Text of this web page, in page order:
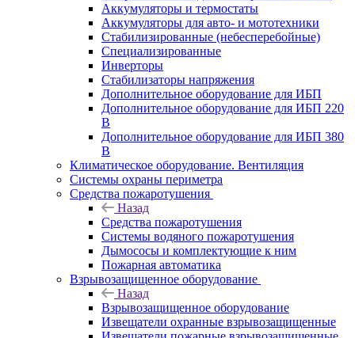
Аккумуляторы и термостаты
Аккумуляторы для авто- и мототехники
Стабилизированные (небесперебойные)
Специализированные
Инверторы
Стабилизаторы напряжения
Дополнительное оборудование для ИБП
Дополнительное оборудование для ИБП 220
В
Дополнительное оборудование для ИБП 380
В
Климатическое оборудование. Вентиляция
Системы охраны периметра
Средства пожаротушения
Назад
Средства пожаротушения
Системы водяного пожаротушения
Дымососы и комплектующие к ним
Пожарная автоматика
Взрывозащищенное оборудование
Назад
Взрывозащищенное оборудование
Извещатели охранные взрывозащищенные